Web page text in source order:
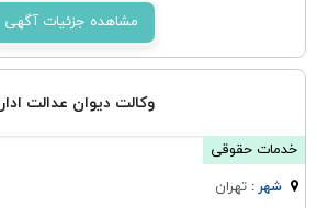
مشاهده جزئیات آگهی
وکالت دیوان عدالت
خدمات حقوقی
شهر :تهران